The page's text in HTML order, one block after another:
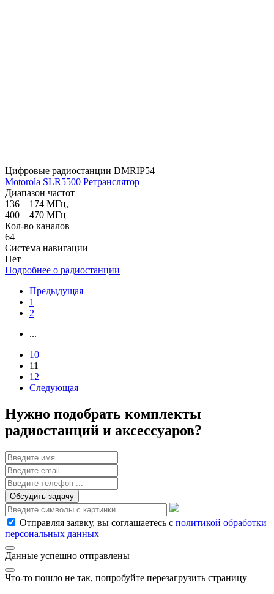
Цифровые радиостанции DMRIP54
Motorola SLR5500 Ретранслятор
Диапазон частот
136—174 МГц,
400—470 МГц
Кол-во каналов
64
Система навигации
Нет
Подробнее о радиостанции
Предыдущая
1
2
...
10
11
12
Следующая
Нужно подобрать комплекты
радиостанций и аксессуаров?
Обсудить задачу
Отправляя заявку, вы соглашаетесь с политикой обработки
персональных данных
Данные успешно отправлены
Что-то пошло не так, попробуйте перезагрузить страницу